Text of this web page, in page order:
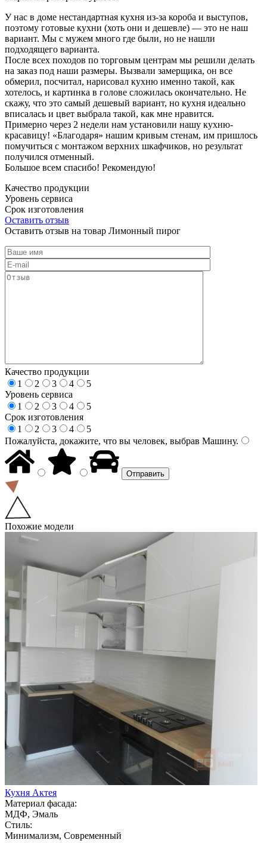
У нас в доме нестандартная кухня из-за короба и выступов,
поэтому готовые кухни (хоть они и дешевле) — это не наш
вариант. Мы с мужем много где были, но не нашли
подходящего варианта.
После всех походов по торговым центрам мы решили делать
на заказ под наши размеры. Вызвали замерщика, он все
обмерил, посчитал, нарисовал кухню именно такой, как
хотелось, и картинка в голове сложилась окончательно. Не
скажу, что это самый дешевый вариант, но кухня идеально
вписалась и цвет выбрала такой, как мне нравится.
Примерно через 2 недели нам установили нашу кухню-
красавицу! «Благодаря» нашим кривым стенам, им пришлось
помучиться с монтажом верхних шкафчиков, но результат
получился отменный.
Большое всем спасибо! Рекомендую!
Качество продукции
Уровень сервиса
Срок изготовления
Оставить отзыв
Оставить отзыв на товар Лимонный пирог
Качество продукции
1
2 3 4
5
Уровень сервиса
1
2 3 4
5
Срок изготовления
1
2 3 4
5
Пожалуйста, докажите, что вы человек, выбрав Машину.
Похожие модели
Кухня Актея
Материал фасада:
МДФ, Эмаль
Стиль:
Минимализм, Современный